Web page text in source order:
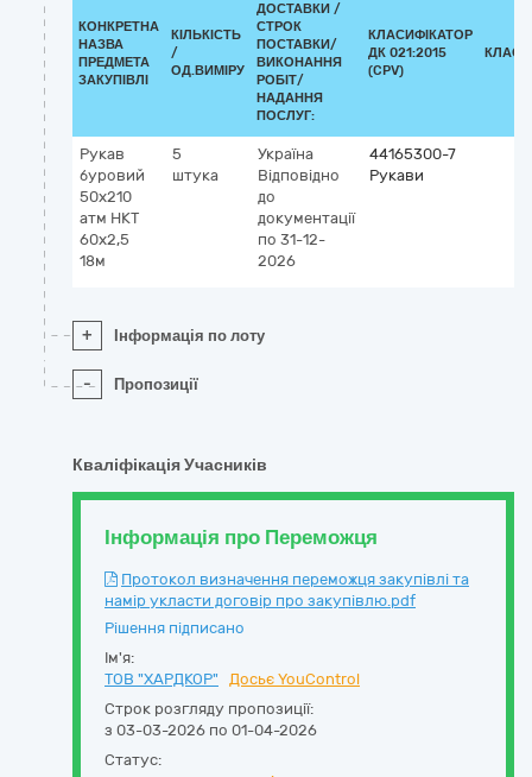
КОНКРЕТНА
НАЗВА
ПРЕДМЕТА
ЗАКУПІВЛІ
КІЛЬКІСТЬ
/
ОД.ВИМІРУ
ДОСТАВКИ /
СТРОК
ПОСТАВКИ/
ВИКОНАННЯ
РОБІТ/
НАДАННЯ
ПОСЛУГ:
КЛАСИФІКАТОР
ДК 021:2015
(CPV)
Рукав
буровий
50х210
атм НКТ
60х2,5
18м
5
штука
Україна
Відповідно
до
документації
по 31-12-
2026
44165300-7
Рукави
+ Інформація по лоту
- Пропозиції
Кваліфікація Учасників
Інформація про Переможця
Протокол визначення переможця закупівлі та
намір укласти договір про закупівлю.pdf
Рішення підписано
Ім'я:
ТОВ "ХАРДКОР"
Досьє YouControl
Строк розгляду пропозиції:
з 03-03-2026 по 01-04-2026
Статус: